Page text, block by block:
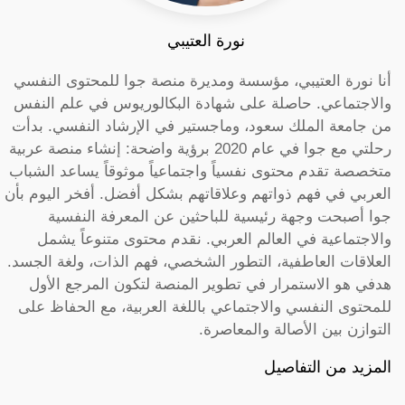
نورة العتيبي
أنا نورة العتيبي، مؤسسة ومديرة منصة جوا للمحتوى النفسي
والاجتماعي. حاصلة على شهادة البكالوريوس في علم النفس
من جامعة الملك سعود، وماجستير في الإرشاد النفسي. بدأت
رحلتي مع جوا في عام 2020 برؤية واضحة: إنشاء منصة عربية
متخصصة تقدم محتوى نفسياً واجتماعياً موثوقاً يساعد الشباب
العربي في فهم ذواتهم وعلاقاتهم بشكل أفضل. أفخر اليوم بأن
جوا أصبحت وجهة رئيسية للباحثين عن المعرفة النفسية
والاجتماعية في العالم العربي. نقدم محتوى متنوعاً يشمل
العلاقات العاطفية، التطور الشخصي، فهم الذات، ولغة الجسد.
هدفي هو الاستمرار في تطوير المنصة لتكون المرجع الأول
للمحتوى النفسي والاجتماعي باللغة العربية، مع الحفاظ على
التوازن بين الأصالة والمعاصرة.
المزيد من التفاصيل